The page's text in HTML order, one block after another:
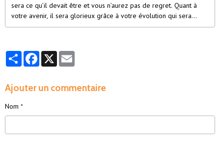
sera ce qu’il devait être et vous n’aurez pas de regret. Quant à
votre avenir, il sera glorieux grâce à votre évolution qui sera
constante.
PartagerFacebook
X
Ajouter un commentaire
Nom